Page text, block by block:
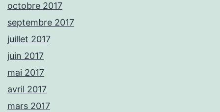
octobre 2017
septembre 2017
juillet 2017
juin 2017
mai 2017
avril 2017
mars 2017